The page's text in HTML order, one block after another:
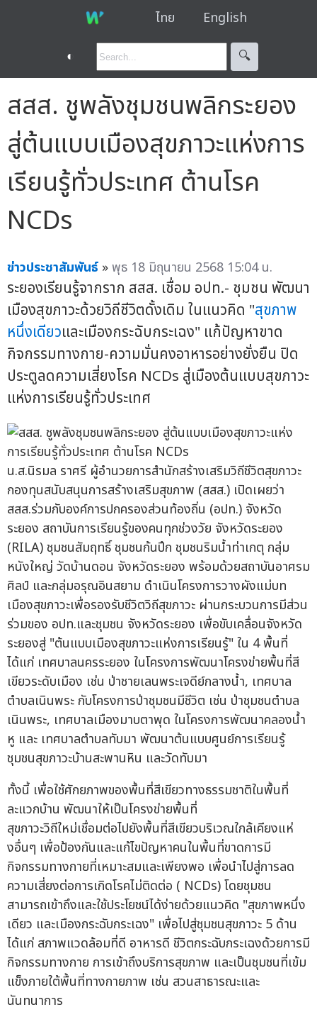
ไทย English
◐ 🔍︎
สสส. ชูพลังชุมชนพลิกระยอง
สู่ต้นแบบเมืองสุขภาวะแห่งการ
เรียนรู้ทั่วประเทศ ต้านโรค
NCDs
ข่าวประชาสัมพันธ์ »พุธ 18 มิถุนายน 2568 15:04 น.
ระยองเรียนรู้จากราก สสส. เชื่อม อปท.- ชุมชน พัฒนา
เมืองสุขภาวะด้วยวิถีชีวิตดั้งเดิม ในแนวคิด "สุขภาพ
หนึ่งเดียวและเมืองกระฉับกระเฉง" แก้ปัญหาขาด
กิจกรรมทางกาย-ความมั่นคงอาหารอย่างยั่งยืน ปิด
ประตูลดความเสี่ยงโรค NCDs สู่เมืองต้นแบบสุขภาวะ
แห่งการเรียนรู้ทั่วประเทศ
น.ส.นิรมล ราศรี ผู้อำนวยการสำนักสร้างเสริมวิถีชีวิตสุขภาวะ
กองทุนสนับสนุนการสร้างเสริมสุขภาพ (สสส.) เปิดเผยว่า
สสส.ร่วมกับองค์การปกครองส่วนท้องถิ่น (อปท.) จังหวัด
ระยอง สถาบันการเรียนรู้ของคนทุกช่วงวัย จังหวัดระยอง
(RILA) ชุมชนสัมฤทธิ์ ชุมชนก้นปึก ชุมชนริมน้ำท่าเกตุ กลุ่ม
หนังใหญ่ วัดบ้านดอน จังหวัดระยอง พร้อมด้วยสถาบันอาศรม
ศิลป์ และกลุ่มอรุณอินสยาม ดำเนินโครงการวางผังแม่บท
เมืองสุขภาวะเพื่อรองรับชีวิตวิถีสุขภาวะ ผ่านกระบวนการมีส่วน
ร่วมของ อปท.และชุมชน จังหวัดระยอง เพื่อขับเคลื่อนจังหวัด
ระยองสู่ "ต้นแบบเมืองสุขภาวะแห่งการเรียนรู้" ใน 4 พื้นที่
ได้แก่ เทศบาลนครระยอง ในโครงการพัฒนาโครงข่ายพื้นที่สี
เขียวระดับเมือง เช่น ป่าชายเลนพระเจดีย์กลางน้ำ, เทศบาล
ตำบลเนินพระ กับโครงการป่าชุมชนมีชีวิต เช่น ป่าชุมชนตำบล
เนินพระ, เทศบาลเมืองมาบตาพุด ในโครงการพัฒนาคลองน้ำ
หู และ เทศบาลตำบลทับมา พัฒนาต้นแบบศูนย์การเรียนรู้
ชุมชนสุขภาวะบ้านสะพานหิน และวัดทับมา
ทั้งนี้ เพื่อใช้ศักยภาพของพื้นที่สีเขียวทางธรรมชาติในพื้นที่
ละแวกบ้าน พัฒนาให้เป็นโครงข่ายพื้นที่
สุขภาวะวิถีใหม่เชื่อมต่อไปยังพื้นที่สีเขียวบริเวณใกล้เคียงแห่
งอื่นๆ เพื่อป้องกันและแก้ไขปัญหาคนในพื้นที่ขาดการมี
กิจกรรมทางกายที่เหมาะสมและเพียงพอ เพื่อนำไปสู่การลด
ความเสี่ยงต่อการเกิดโรคไม่ติดต่อ ( NCDs) โดยชุมชน
สามารถเข้าถึงและใช้ประโยชน์ได้ง่ายด้วยแนวคิด "สุขภาพหนึ่ง
เดียว และเมืองกระฉับกระเฉง" เพื่อไปสู่ชุมชนสุขภาวะ 5 ด้าน
ได้แก่ สภาพแวดล้อมที่ดี อาหารดี ชีวิตกระฉับกระเฉงด้วยการมี
กิจกรรมทางกาย การเข้าถึงบริการสุขภาพ และเป็นชุมชนที่เข้ม
แข็งภายใต้พื้นที่ทางกายภาพ เช่น สวนสาธารณะและ
นันทนาการ